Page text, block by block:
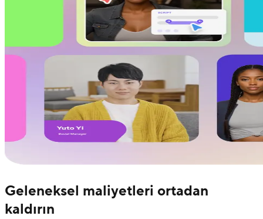
Geleneksel maliyetleri ortadan
kaldırın